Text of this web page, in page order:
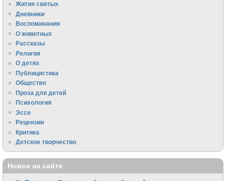
Жития святых
Дневники
Воспоминания
О животных
Рассказы
Религия
О детях
Публицистика
Общество
Проза для детей
Психология
Эссе
Рецензии
Критика
Детское творчество
Новое на сайте